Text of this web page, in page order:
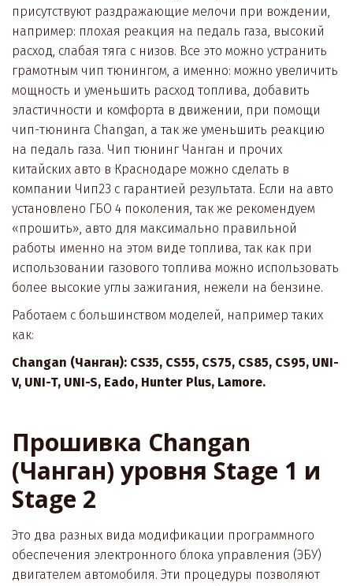
присутствуют раздражающие мелочи при вождении,
например: плохая реакция на педаль газа, высокий
расход, слабая тяга с низов. Все это можно устранить
грамотным чип тюнингом, а именно: можно увеличить
мощность и уменьшить расход топлива, добавить
эластичности и комфорта в движении, при помощи
чип-тюнинга Changan, а так же уменьшить реакцию
на педаль газа. Чип тюнинг Чанган и прочих
китайских авто в Краснодаре можно сделать в
компании Чип23 с гарантией результата. Если на авто
установлено ГБО 4 поколения, так же рекомендуем
«прошить», авто для максимально правильной
работы именно на этом виде топлива, так как при
использовании газового топлива можно использовать
более высокие углы зажигания, нежели на бензине.
Работаем с большинством моделей, например таких
как:
Changan (Чанган): CS35, CS55, CS75, CS85, CS95, UNI-
V, UNI-T, UNI-S, Eado, Hunter Plus, Lamore.
Прошивка Changan
(Чанган) уровня Stage 1 и
Stage 2
Это два разных вида модификации программного
обеспечения электронного блока управления (ЭБУ)
двигателем автомобиля. Эти процедуры позволяют